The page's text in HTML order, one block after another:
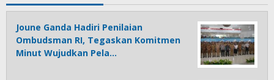
Joune Ganda Hadiri Penilaian
Ombudsman RI, Tegaskan Komitmen
Minut Wujudkan Pela…